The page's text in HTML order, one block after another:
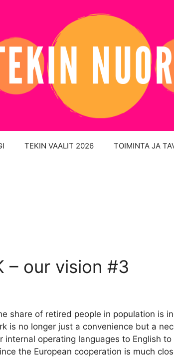
TEKIN VAALIT 2026 TOIMINTA JA
– our vision #3
share of retired people in population is
is no longer just a convenience but a
operating languages to English
the European cooperation is much